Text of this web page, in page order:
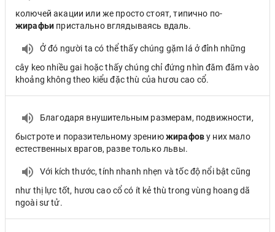
колючей акации или же просто стоят, типично по-
жирафьи пристально вглядываясь вдаль.
Ở đó người ta có thể thấy chúng gặm lá ở đỉnh những
cây keo nhiều gai hoặc thấy chúng chỉ đứng nhìn đăm đăm vào
khoảng không theo kiểu đặc thù của hươu cao cổ.
Благодаря внушительным размерам, подвижности,
быстроте и поразительному зрениюжирафову них мало
естественных врагов, разве только львы.
Với kích thước, tính nhanh nhẹn và tốc độ nổi bật cũng
như thị lực tốt, hươu cao cổ có ít kẻ thù trong vùng hoang dã
ngoài sư tử.